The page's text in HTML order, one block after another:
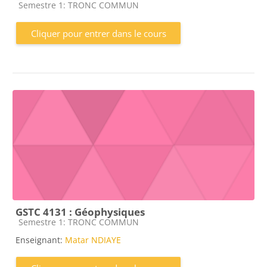
Catégorie de cours
Semestre 1: TRONC COMMUN
Cliquer pour entrer dans le cours
GSTC 4131 : Géophysiques
Catégorie de cours
Semestre 1: TRONC COMMUN
Enseignant: Matar NDIAYE